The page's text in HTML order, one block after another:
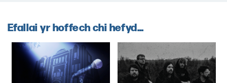
Efallai yr hoffech chi hefyd...